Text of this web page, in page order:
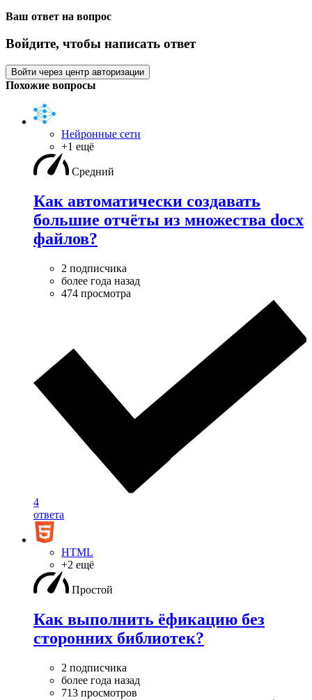
Ваш ответ на вопрос
Войдите, чтобы написать ответ
Войти через центр авторизации
Похожие вопросы
Нейронные сети
+1 ещё
Средний
Как автоматически создавать
большие отчёты из множества docx
файлов?
2 подписчика
более года назад
474 просмотра
4
ответа
HTML
+2 ещё
Простой
Как выполнить ëфикацию без
сторонних библиотек?
2 подписчика
более года назад
713 просмотров